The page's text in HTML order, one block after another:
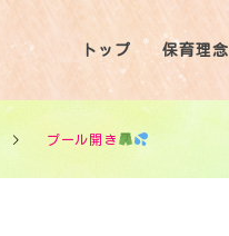
トップ 保育理念
プール開き